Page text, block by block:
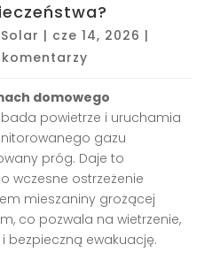
Solar | cze 14, 2026 |
domowego
powietrze i uruchamia
gazu
próg. Daje to
wczesne ostrzeżenie
mieszaniny grożącej
co pozwala na wietrzenie,
bezpieczną ewakuację.